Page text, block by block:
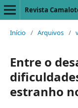
Revista
Início / Arquivos /
Entre o
estranho